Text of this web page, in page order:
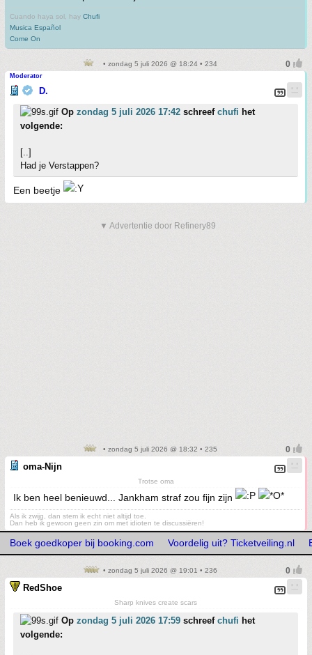
Cuando haya sol, hay Chufi
Musica Español
Come On
• zondag 5 juli 2026 @ 18:24 • 234
Moderator
D.
Op zondag 5 juli 2026 17:42 schreef chufi het
volgende:
[..]
Had je Verstappen?
Een beetje
▼ Advertentie door Refinery89
• zondag 5 juli 2026 @ 18:32 • 235
oma-Nijn
Trotse oma
Ik ben heel benieuwd... Jankham straf zou fijn zijn
Als ik zwijg, dan stem ik echt niet altijd toe.
Dan heb ik gewoon geen zin om met idioten te discussiëren!
Boek goedkoper bij booking.com Voordelig uit? Ticketveiling.nl
• zondag 5 juli 2026 @ 19:01 • 236
RedShoe
Sharp knives create scars
Op zondag 5 juli 2026 17:59 schreef chufi het
volgende: